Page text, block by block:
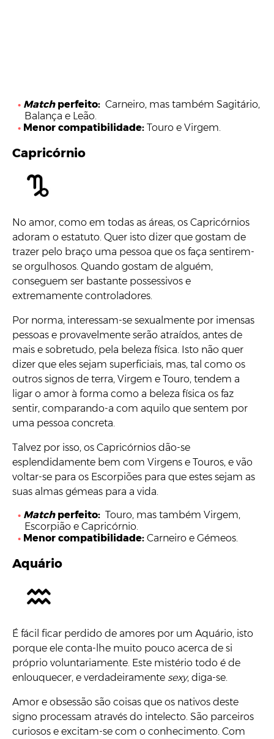
Matchperfeito:Carneiro, mas também Sagitário,
Balança e Leão.
Menor compatibilidade: Touro e Virgem.
Capricórnio
No amor, como em todas as áreas, os Capricórnios
adoram o estatuto. Quer isto dizer que gostam de
trazer pelo braço uma pessoa que os faça sentirem-
se orgulhosos. Quando gostam de alguém,
conseguem ser bastante possessivos e
extremamente controladores.
Por norma, interessam-se sexualmente por imensas
pessoas e provavelmente serão atraídos, antes de
mais e sobretudo, pela beleza física. Isto não quer
dizer que eles sejam superficiais, mas, tal como os
outros signos de terra, Virgem e Touro, tendem a
ligar o amor à forma como a beleza física os faz
sentir, comparando-a com aquilo que sentem por
uma pessoa concreta.
Talvez por isso, os Capricórnios dão-se
esplendidamente bem com Virgens e Touros, e vão
voltar-se para os Escorpiões para que estes sejam as
suas almas gémeas para a vida.
Matchperfeito:Touro, mas também Virgem,
Escorpião e Capricórnio.
Menor compatibilidade: Carneiro e Gémeos.
Aquário
É fácil ficar perdido de amores por um Aquário, isto
porque ele conta-lhe muito pouco acerca de si
próprio voluntariamente. Este mistério todo é de
enlouquecer, e verdadeiramente sexy, diga-se.
Amor e obsessão são coisas que os nativos deste
signo processam através do intelecto. São parceiros
curiosos e excitam-se com o conhecimento. Com